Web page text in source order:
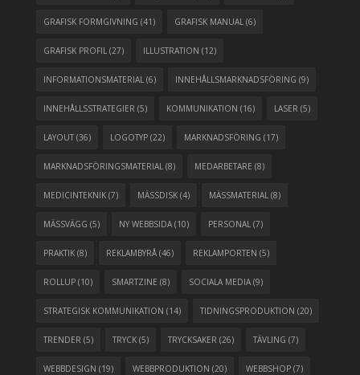
GRAFISK FORMGIVNING (41) GRAFISK MANUAL (6)
GRAFISK PROFIL (27) ILLUSTRATION (12)
INFORMATIONSMATERIAL (6) INNEHÅLLSMARKNADSFÖRING (9)
INNEHÅLLSSTRATEGIER (5) KOMMUNIKATION (16) LASER (5)
LAYOUT (36) LOGOTYP (22) MARKNADSFÖRING (17)
MARKNADSFÖRINGSMATERIAL (8) MEDARBETARE (8)
MEDICINTEKNIK (7) MÄSSDISK (4) MÄSSMATERIAL (8)
MÄSSVÄGG (5) NY WEBBSIDA (10) PERSONAL (7)
PRAKTIK (8) REKLAMBYRÅ (46) REKLAMPORTEN (5)
ROLLUP (10) SMARTZINE (8) SOCIALA MEDIA (9)
STRATEGISK KOMMUNIKATION (14) TIDNINGSPRODUKTION (20)
TRENDER (5) TRYCK (5) TRYCKSAKER (26) TÄVLING (7)
WEBBDESIGN (19) WEBBPRODUKTION (20) WEBBSHOP (7)